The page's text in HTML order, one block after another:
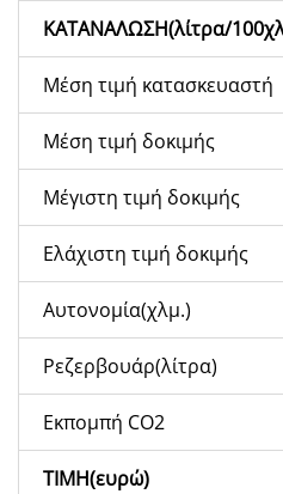
ΚΑΤΑΝΑΛΩΣΗ(λίτρα/
Μέση τιμή κατασκευαστή
Μέση τιμή δοκιμής
Μέγιστη τιμή δοκιμής
Ελάχιστη τιμή δοκιμής
Αυτονομία(χλμ.)
Ρεζερβουάρ(λίτρα)
Εκπομπή CO2
ΤΙΜΗ(ευρώ)